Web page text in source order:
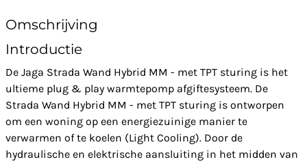
Omschrijving
Introductie
De Jaga Strada Wand Hybrid MM - met TPT sturing is het
ultieme plug & play warmtepomp afgiftesysteem. De
Strada Wand Hybrid MM - met TPT sturing is ontworpen
om een woning op een energiezuinige manier te
verwarmen of te koelen (Light Cooling). Door de
hydraulische en elektrische aansluiting in het midden van